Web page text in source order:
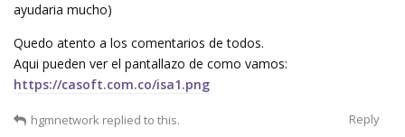
ayudaria mucho)
Quedo atento a los comentarios de todos.
Aqui pueden ver el pantallazo de como vamos:
https://casoft.com.co/isa1.png
Reply
hgmnetwork replied to this.